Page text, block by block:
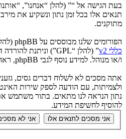
תנאים אלו בכל זמן נתון ונשקיע את
מתוקנים.
הפורומים שלנו מבוססים על phpBB (להלן “הם”, “אותם”, “שלהם”, “מערכת phpBB”, “www.phpbb.co.il”, “קבוצת phpBB”, “צוות phpBB הישראלי”) אשר הינה מערכת בולטיין המשוחררת תחת הסכם “
כללי v2
” (להלן “GPL”) וניתנת להורדה דרך אתר
ו/או מנוהל. למידע נוסף לגבי phpBB, ראה:
אתה מסכים לא לשלוח דברים גסים,
להוסיף לחשיפת המידע.